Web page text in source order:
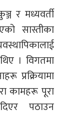
र मध्यवर्ती
सास्तीका
। विगतमा
प्रक्रियामा
कामहरू पूरा
पठाउन